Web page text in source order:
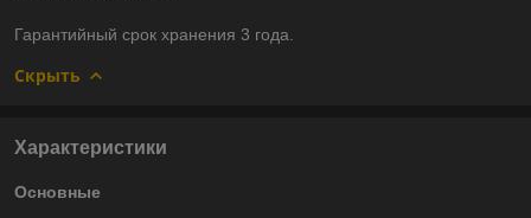
Гарантийный срок хранения 3 года.
Скрыть
Характеристики
Основные